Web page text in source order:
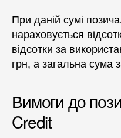
При даній сумі
нараховується
відсотки за
грн, а загальна сума
Вимоги до
Credit